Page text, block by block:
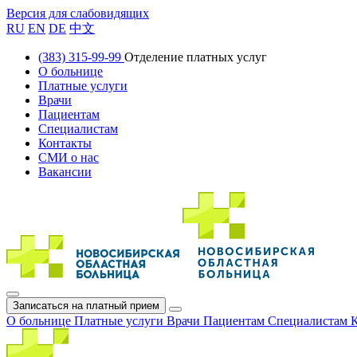
Версия для слабовидящих
RU EN DE 中文
(383) 315-99-99 Отделение платных услуг
О больнице
Платные услуги
Врачи
Пациентам
Специалистам
Контакты
СМИ о нас
Вакансии
Записаться на платный прием
О больнице Платные услуги Врачи Пациентам Специалистам